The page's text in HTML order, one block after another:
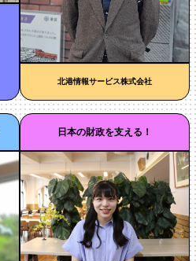
北港情報サービス株式会社
日本の財政を支える！